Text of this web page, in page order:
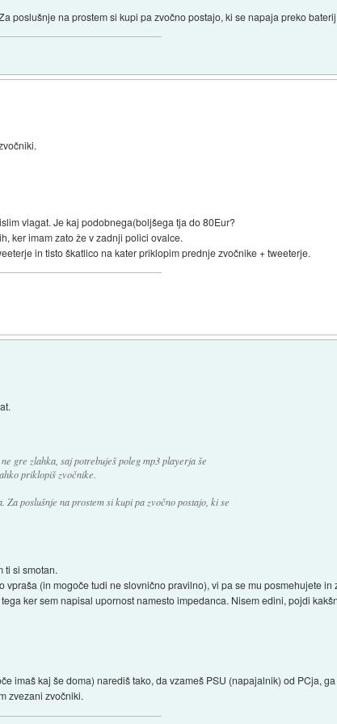
poslušnje na prostem si kupi pa zvočno postajo, ki se napaja preko
vlagat. Je kaj podobnega(boljšega tja do 80Eur?
ker imam zato že v zadnji polici ovalce.
in tisto škatlico na kater priklopim prednje zvočnike + tweeterje.
gre zlahka, saj potrebuješ poleg mp3 playerja še
priklopiš zvočnike.
poslušnje na prostem si kupi pa zvočno postajo, ki se
ti si smotan.
vpraša (in mogoče tudi ne slovnično pravilno), vi pa se mu posmehujete
ker sem napisal upornost namesto impedanca. Nisem edini, pojdi
imaš kaj še doma) narediš tako, da vzameš PSU (napajalnik) od PCja,
zvezani zvočniki.